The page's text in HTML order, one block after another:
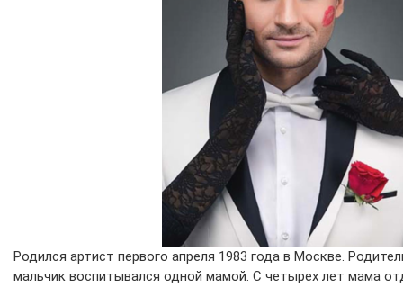
Родился артист первого апреля 1983 года в Москве.
мальчик воспитывался одной мамой. С четырех лет мама